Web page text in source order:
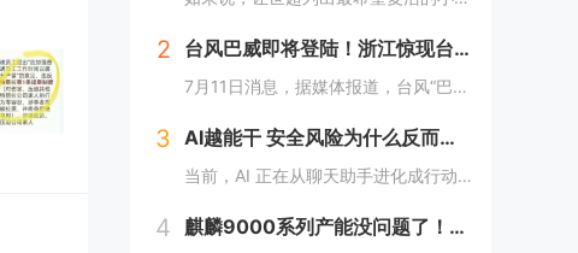
2 台风巴威即将登陆！浙江惊现台风霞粉紫色天空
7月11日消息，据媒体报道，台风“巴威”将于今天夜间至明天凌晨在浙江温岭至瑞安一带沿海登陆。中央气象台今天傍晚继续发布台风橙色预警。受台风巴威影响，目前浙江温州洞头风力逐渐增强，当地已发布海浪红色预警，沿海地区防御等级持续提升。值得一提的是...
3 AI越能干 安全风险为什么反而越大？（附防范方法）
当前，AI 正在从聊天助手进化成行动助手。它能帮我们搜索资料、下载软件、运行命令、操作文件，甚至管理账号和邮箱。很多原本需要手动完成的任务，现在只要一句话，AI 就能自动执行。但很多人没有意识到一个问题：当 AI 不再只是“说”，而是开始“...
4 麒麟9000系列产能没问题了！华为Pura 90要走向全球 7月14吉隆坡见